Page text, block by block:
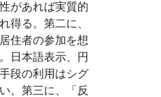
があれば実質的
得る。第二に、
住者の参加を想
日本語表示、円
段の利用はシグ
。第三に、「反